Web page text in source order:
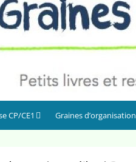
CP/CE1 Graines d’organisation